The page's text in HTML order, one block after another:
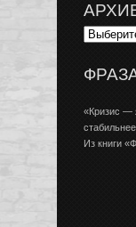
«Кризис —
Из книги